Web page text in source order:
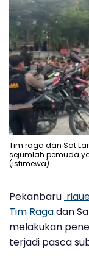
Tim raga dan Sat
sejumlah pemuda
(istimewa)
Pekanbaru
Tim Ragadan
melakukan
terjadi pasca